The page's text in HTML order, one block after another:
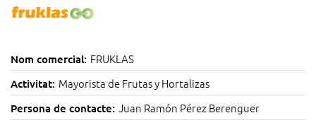
Nom comercial: FRUKLAS
Activitat: Mayorista de Frutas y Hortalizas
Persona de contacte: Juan Ramón Pérez Berenguer